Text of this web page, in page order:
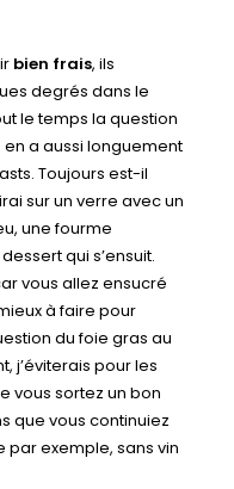
bien frais, ils
degrés dans le
le temps la question
en a aussi longuement
Toujours est-il
sur un verre avec un
une fourme
qui s’ensuit.
vous allez ensucré
à faire pour
du foie gras au
j’éviterais pour les
vous sortez un bon
que vous continuiez
par exemple, sans vin